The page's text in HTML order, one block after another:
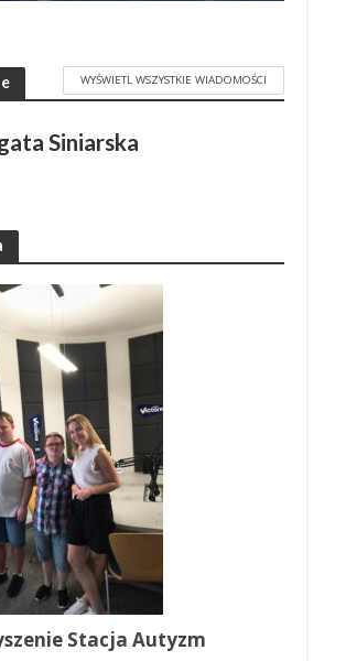
WYŚWIETL WSZYSTKIE WIADOMOŚCI
Siniarska
Stacja Autyzm